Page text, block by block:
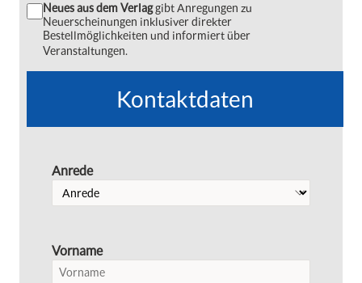
Neues aus dem Verlaggibt Anregungen zu
Neuerscheinungen inklusiver direkter
Bestellmöglichkeiten und informiert über
Veranstaltungen.
Kontaktdaten
Anrede
Vorname